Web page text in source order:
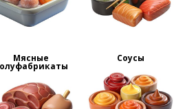
Мясные Соусы